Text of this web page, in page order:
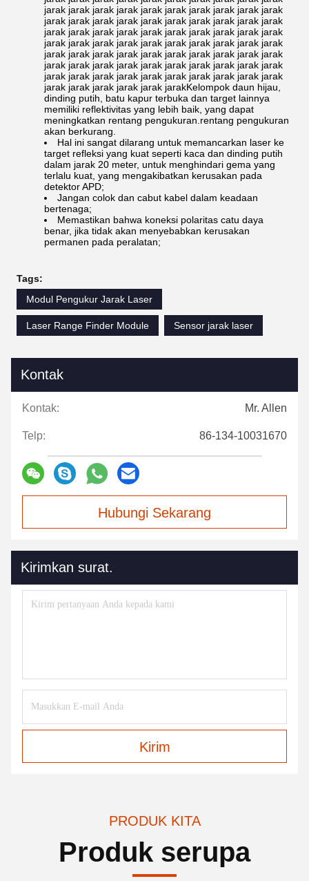
jarak jarak jarak jarak jarak jarak jarak jarak jarak jarak
jarak jarak jarak jarak jarak jarak jarak jarak jarak jarak
jarak jarak jarak jarak jarak jarak jarak jarak jarak jarak
jarak jarak jarak jarak jarak jarak jarak jarak jarak jarak
jarak jarak jarak jarak jarak jarak jarak jarak jarak jarak
jarak jarak jarak jarak jarak jarak jarak jarak jarak jarak
jarak jarak jarak jarak jarak jarak jarak jarak jarak jarak
jarak jarak jarak jarak jarak jarakKelompok daun hijau,
dinding putih, batu kapur terbuka dan target lainnya
memiliki reflektivitas yang lebih baik, yang dapat
meningkatkan rentang pengukuran.rentang pengukuran
akan berkurang.
Hal ini sangat dilarang untuk memancarkan laser ke
target refleksi yang kuat seperti kaca dan dinding putih
dalam jarak 20 meter, untuk menghindari gema yang
terlalu kuat, yang mengakibatkan kerusakan pada
detektor APD;
Jangan colok dan cabut kabel dalam keadaan
bertenaga;
Memastikan bahwa koneksi polaritas catu daya
benar, jika tidak akan menyebabkan kerusakan
permanen pada peralatan;
Tags:
Modul Pengukur Jarak Laser
Laser Range Finder Module Sensor jarak laser
Kontak
Kontak: Mr. Allen
Telp: 86-134-10031670
Hubungi Sekarang
Kirimkan surat.
Kirim
PRODUK KITA
Produk serupa